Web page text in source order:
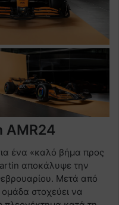
AMR24
ένα «καλό βήμα προς
αποκάλυψε την
Μετά από
στοχεύει να